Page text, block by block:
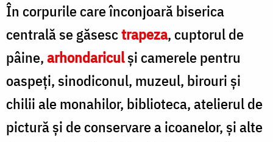
În corpurile care înconjoară biserica
centrală se găsesctrapeza, cuptorul de
pâine,arhondariculşi camerele pentru
oaspeţi, sinodiconul, muzeul, birouri şi
chilii ale monahilor, biblioteca, atelierul de
pictură şi de conservare a icoanelor, şi alte